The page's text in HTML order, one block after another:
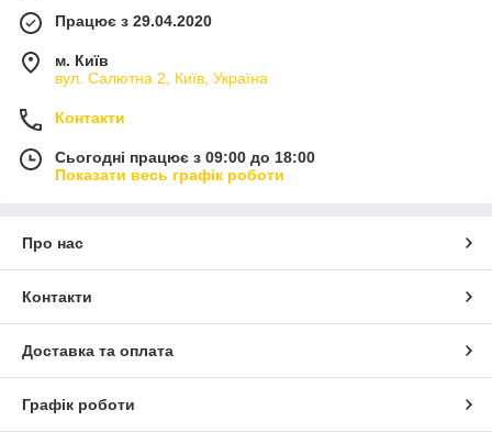
Працює з 29.04.2020
м. Київ
вул. Салютна 2, Київ, Україна
Контакти
Сьогодні працює з 09:00 до 18:00
Показати весь графік роботи
Про нас
Контакти
Доставка та оплата
Графік роботи